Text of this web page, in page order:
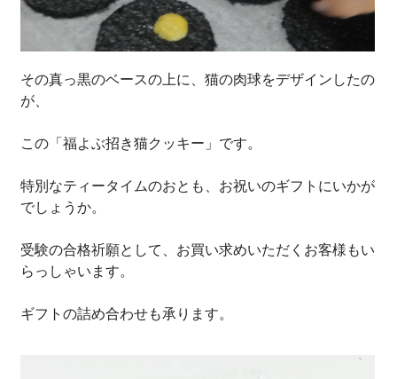
その真っ黒のベースの上に、猫の肉球をデザインしたの
が、
この「福よぶ招き猫クッキー」です。
特別なティータイムのおとも、お祝いのギフトにいかが
でしょうか。
受験の合格祈願として、お買い求めいただくお客様もい
らっしゃいます。
ギフトの詰め合わせも承ります。